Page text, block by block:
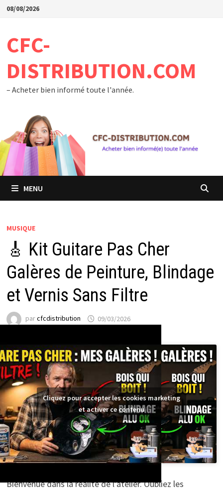
Passer
08/08/2026
CFC-
DISTRIBUTION.COM
– Acheter bien informé toute l'année.
MENU
MUSIQUE
🎸 Kit Guitare Pas Cher
Galères de Peinture, Blindage
et Vernis Sans Filtre
parcfcdistribution 09/03/2026
Cliquez pour accepter les cookies marketing
et activer ce contenu
Bienvenue dans la réalité de l’atelier. Oubliez les